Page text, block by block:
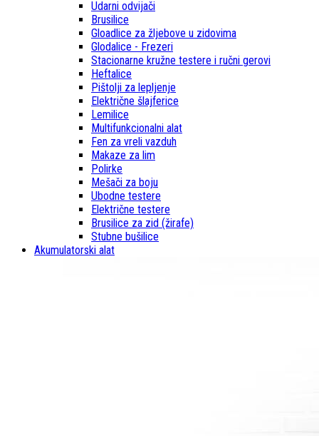
Udarni odvijači
Brusilice
Gloadlice za žljebove u zidovima
Glodalice - Frezeri
Stacionarne kružne testere i ručni gerovi
Heftalice
Pištolji za lepljenje
Električne šlajferice
Lemilice
Multifunkcionalni alat
Fen za vreli vazduh
Makaze za lim
Polirke
Mešači za boju
Ubodne testere
Električne testere
Brusilice za zid (žirafe)
Stubne bušilice
Akumulatorski alat